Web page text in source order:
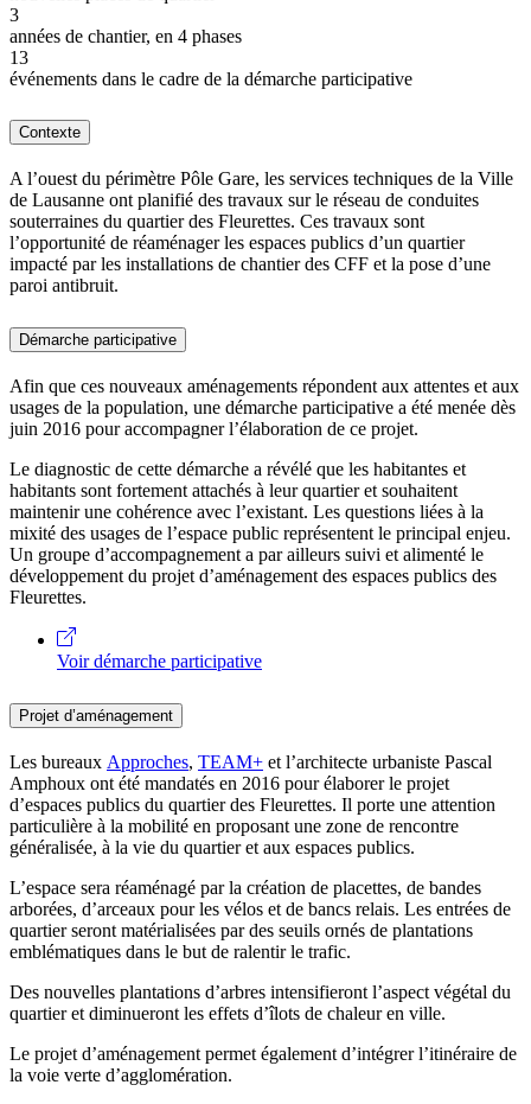
3
années de chantier, en 4 phases
13
événements dans le cadre de la démarche participative
Contexte
A l’ouest du périmètre Pôle Gare, les services techniques de la Ville
de Lausanne ont planifié des travaux sur le réseau de conduites
souterraines du quartier des Fleurettes. Ces travaux sont
l’opportunité de réaménager les espaces publics d’un quartier
impacté par les installations de chantier des CFF et la pose d’une
paroi antibruit.
Démarche participative
Afin que ces nouveaux aménagements répondent aux attentes et aux
usages de la population, une démarche participative a été menée dès
juin 2016 pour accompagner l’élaboration de ce projet.
Le diagnostic de cette démarche a révélé que les habitantes et
habitants sont fortement attachés à leur quartier et souhaitent
maintenir une cohérence avec l’existant. Les questions liées à la
mixité des usages de l’espace public représentent le principal enjeu.
Un groupe d’accompagnement a par ailleurs suivi et alimenté le
développement du projet d’aménagement des espaces publics des
Fleurettes.
Voir démarche participative
Projet d’aménagement
Les bureaux Approches, TEAM+ et l’architecte urbaniste Pascal
Amphoux ont été mandatés en 2016 pour élaborer le projet
d’espaces publics du quartier des Fleurettes. Il porte une attention
particulière à la mobilité en proposant une zone de rencontre
généralisée, à la vie du quartier et aux espaces publics.
L’espace sera réaménagé par la création de placettes, de bandes
arborées, d’arceaux pour les vélos et de bancs relais. Les entrées de
quartier seront matérialisées par des seuils ornés de plantations
emblématiques dans le but de ralentir le trafic.
Des nouvelles plantations d’arbres intensifieront l’aspect végétal du
quartier et diminueront les effets d’îlots de chaleur en ville.
Le projet d’aménagement permet également d’intégrer l’itinéraire de
la voie verte d’agglomération.